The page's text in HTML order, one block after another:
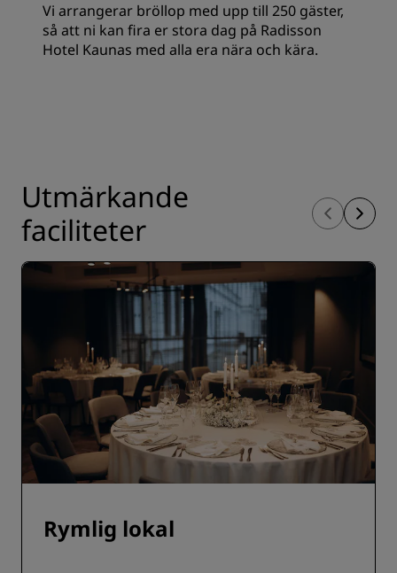
Vi arrangerar bröllop med upp till 250 gäster,
så att ni kan fira er stora dag på Radisson
Hotel Kaunas med alla era nära och kära.
Utmärkande
faciliteter
Rymlig lokal